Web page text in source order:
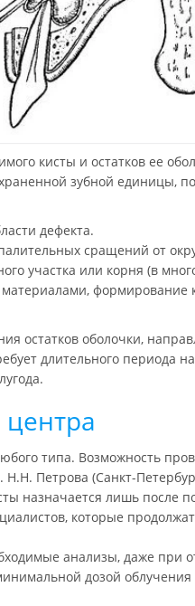
кисты и остатков ее
зубной единицы,
дефекта.
сращений от
участка или корня (в
формирование
остатков оболочки,
длительного периода
типа. Возможность
Петрова (Санкт-
назначается лишь после
которые
анализы, даже при
дозой